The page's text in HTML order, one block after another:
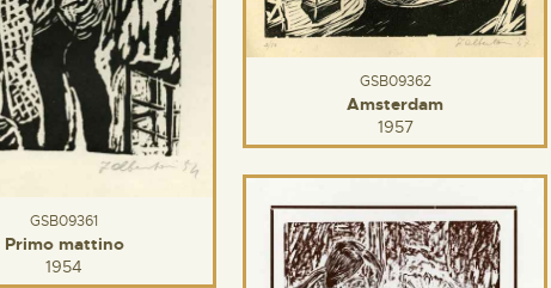
GSB09361
Primo mattino
1954
GSB09362
Amsterdam
1957